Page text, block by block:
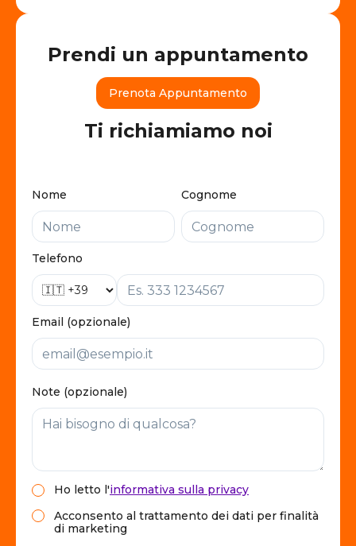
Prendi un appuntamento
Prenota Appuntamento
Ti richiamiamo noi
Nome Cognome
Telefono
Email (opzionale)
Note (opzionale)
Ho letto l'informativa sulla privacy
Acconsento al trattamento dei dati per finalità
di marketing